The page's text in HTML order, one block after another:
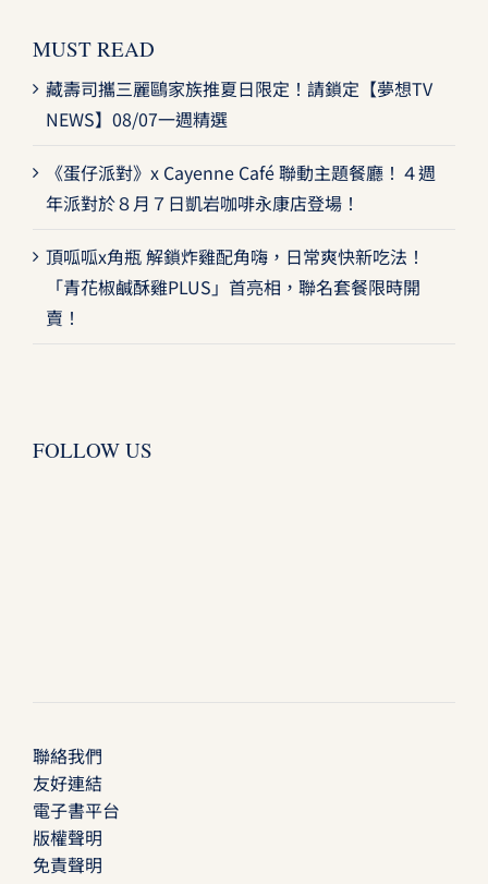
MUST READ
藏壽司攜三麗鷗家族推夏日限定！請鎖定【夢想TV
NEWS】08/07一週精選
《蛋仔派對》x Cayenne Café 聯動主題餐廳！４週
年派對於８月７日凱岩咖啡永康店登場！
頂呱呱x角瓶 解鎖炸雞配角嗨，日常爽快新吃法！
「青花椒鹹酥雞PLUS」首亮相，聯名套餐限時開
賣！
FOLLOW US
聯絡我們
友好連結
電子書平台
版權聲明
免責聲明